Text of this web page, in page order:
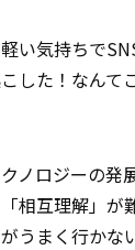
い気持ちで
した！なんて
ノロジーの発
相互理解」が
うまく行かな